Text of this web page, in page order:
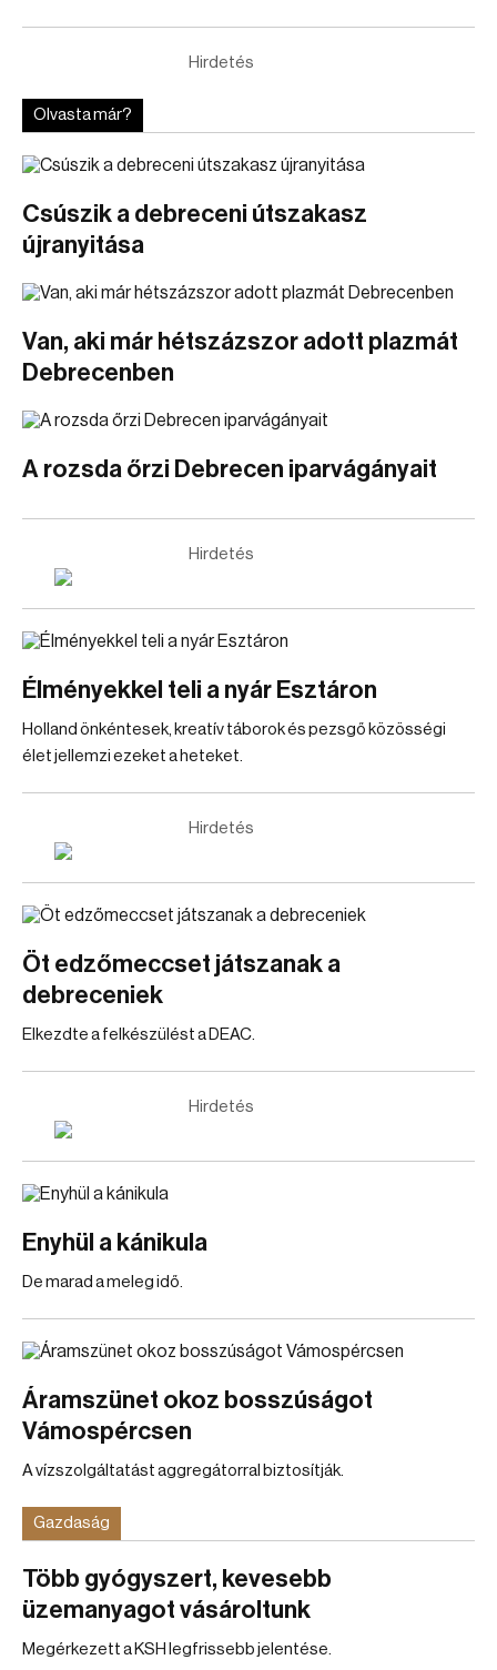
Hirdetés
Olvasta már?
Csúszik a debreceni útszakasz
újranyitása
Van, aki már hétszázszor adott plazmát
Debrecenben
A rozsda őrzi Debrecen iparvágányait
Hirdetés
Élményekkel teli a nyár Esztáron
Holland önkéntesek, kreatív táborok és pezsgő közösségi
élet jellemzi ezeket a heteket.
Hirdetés
Öt edzőmeccset játszanak a
debreceniek
Elkezdte a felkészülést a DEAC.
Hirdetés
Enyhül a kánikula
De marad a meleg idő.
Áramszünet okoz bosszúságot
Vámospércsen
A vízszolgáltatást aggregátorral biztosítják.
Gazdaság
Több gyógyszert, kevesebb
üzemanyagot vásároltunk
Megérkezett a KSH legfrissebb jelentése.